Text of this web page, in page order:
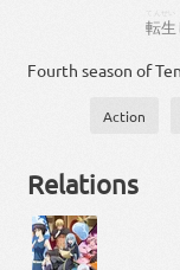
転生
Fourth season of
Action
Relations